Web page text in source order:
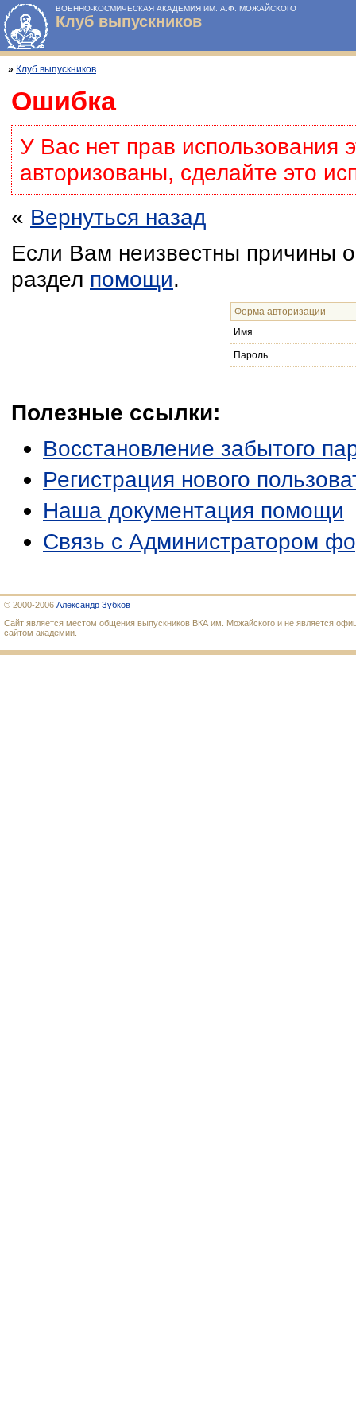
ВОЕННО-КОСМИЧЕСКАЯ АКАДЕМИЯ ИМ. А.Ф. МОЖАЙСКОГО
Клуб выпускников
» Клуб выпускников
Ошибка
У Вас нет прав использования
авторизованы, сделайте это
« Вернуться назад
Если Вам неизвестны причины
раздел помощи.
Форма авторизации
Имя
Пароль
Полезные ссылки:
Восстановление забытого
Регистрация нового
Наша документация помощи
Связь с Администратором
© 2000-2006 Александр Зубков
Сайт является местом общения выпускников ВКА им. Можайского и не является
сайтом академии.